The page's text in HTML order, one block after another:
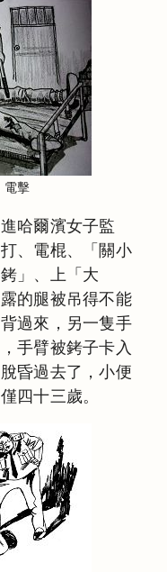
電擊
哈爾濱女子監
、電棍、「關小
」、上「大
的腿被吊得不能
過來，另一隻手
手臂被銬子卡入
昏過去了，小便
四十三歲。